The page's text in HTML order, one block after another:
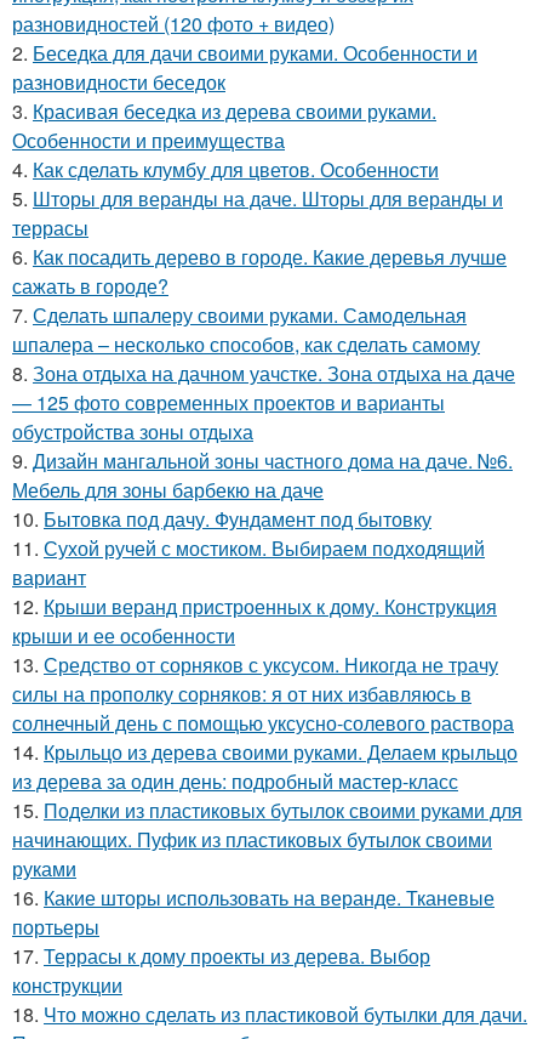
разновидностей (120 фото + видео)
2. Беседка для дачи своими руками. Особенности и
разновидности беседок
3. Красивая беседка из дерева своими руками.
Особенности и преимущества
4. Как сделать клумбу для цветов. Особенности
5. Шторы для веранды на даче. Шторы для веранды и
террасы
6. Как посадить дерево в городе. Какие деревья лучше
сажать в городе?
7. Сделать шпалеру своими руками. Самодельная
шпалера – несколько способов, как сделать самому
8. Зона отдыха на дачном уачстке. Зона отдыха на даче
— 125 фото современных проектов и варианты
обустройства зоны отдыха
9. Дизайн мангальной зоны частного дома на даче. №6.
Мебель для зоны барбекю на даче
10. Бытовка под дачу. Фундамент под бытовку
11. Сухой ручей с мостиком. Выбираем подходящий
вариант
12. Крыши веранд пристроенных к дому. Конструкция
крыши и ее особенности
13. Средство от сорняков с уксусом. Никогда не трачу
силы на прополку сорняков: я от них избавляюсь в
солнечный день с помощью уксусно-солевого раствора
14. Крыльцо из дерева своими руками. Делаем крыльцо
из дерева за один день: подробный мастер-класс
15. Поделки из пластиковых бутылок своими руками для
начинающих. Пуфик из пластиковых бутылок своими
руками
16. Какие шторы использовать на веранде. Тканевые
портьеры
17. Террасы к дому проекты из дерева. Выбор
конструкции
18. Что можно сделать из пластиковой бутылки для дачи.